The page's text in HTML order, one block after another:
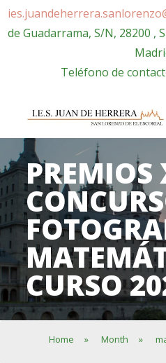
de Guadarrama, S/N, 28200 ,
Teléfono de
PREMIOS
CURSO
Home » Month »